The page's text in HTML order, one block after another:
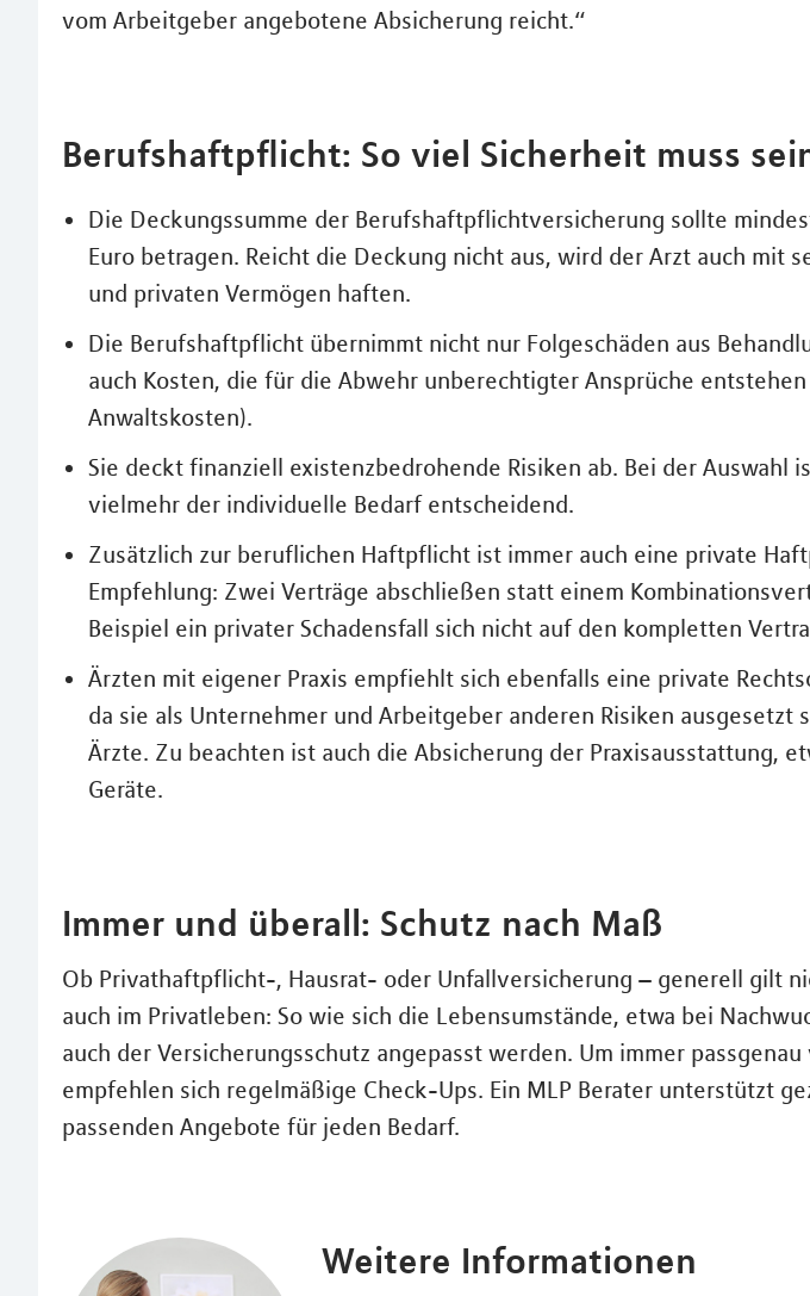
vom Arbeitgeber angebotene Absicherung reicht.“
Berufshaftpflicht: So viel Sicherheit muss
Die Deckungssumme der Berufshaftpflichtversicherung sollte
Euro betragen. Reicht die Deckung nicht aus, wird der Arzt auch mit
und privaten Vermögen haften.
Die Berufshaftpflicht übernimmt nicht nur Folgeschäden aus
auch Kosten, die für die Abwehr unberechtigter Ansprüche
Anwaltskosten).
Sie deckt finanziell existenzbedrohende Risiken ab. Bei der Auswahl
vielmehr der individuelle Bedarf entscheidend.
Zusätzlich zur beruflichen Haftpflicht ist immer auch eine private
Empfehlung: Zwei Verträge abschließen statt einem
Beispiel ein privater Schadensfall sich nicht auf den kompletten
Ärzten mit eigener Praxis empfiehlt sich ebenfalls eine private
da sie als Unternehmer und Arbeitgeber anderen Risiken ausgesetzt
Ärzte. Zu beachten ist auch die Absicherung der Praxisausstattung,
Geräte.
Immer und überall: Schutz nach Maß
Ob Privathaftpflicht-, Hausrat- oder Unfallversicherung – generell gilt
auch im Privatleben: So wie sich die Lebensumstände, etwa bei
auch der Versicherungsschutz angepasst werden. Um immer
empfehlen sich regelmäßige Check-Ups. Ein MLP Berater unterstützt
passenden Angebote für jeden Bedarf.
Weitere Informationen